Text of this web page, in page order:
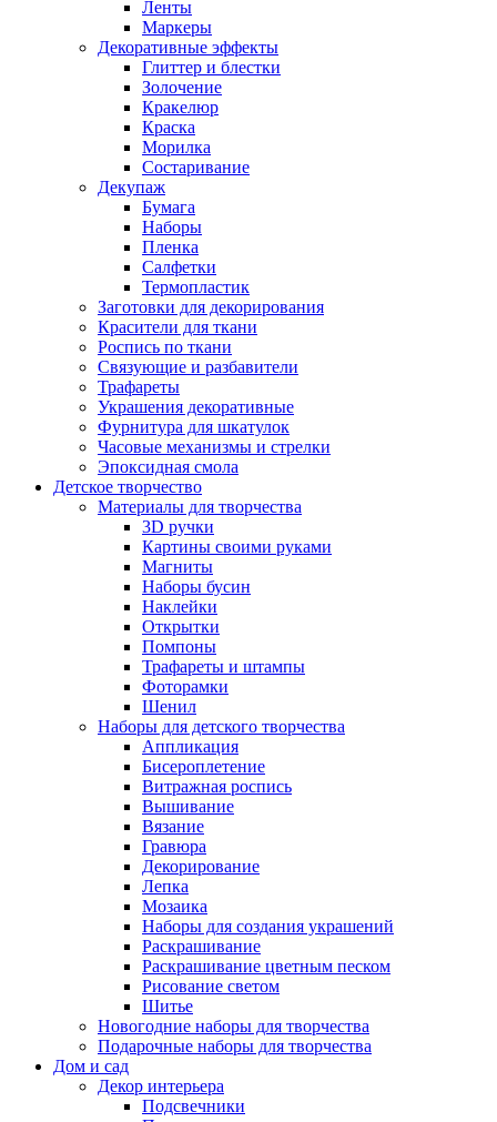
Ленты
Маркеры
Декоративные эффекты
Глиттер и блестки
Золочение
Кракелюр
Краска
Морилка
Состаривание
Декупаж
Бумага
Наборы
Пленка
Салфетки
Термопластик
Заготовки для декорирования
Красители для ткани
Роспись по ткани
Связующие и разбавители
Трафареты
Украшения декоративные
Фурнитура для шкатулок
Часовые механизмы и стрелки
Эпоксидная смола
Детское творчество
Материалы для творчества
3D ручки
Картины своими руками
Магниты
Наборы бусин
Наклейки
Открытки
Помпоны
Трафареты и штампы
Фоторамки
Шенил
Наборы для детского творчества
Аппликация
Бисероплетение
Витражная роспись
Вышивание
Вязание
Гравюра
Декорирование
Лепка
Мозаика
Наборы для создания украшений
Раскрашивание
Раскрашивание цветным песком
Рисование светом
Шитье
Новогодние наборы для творчества
Подарочные наборы для творчества
Дом и сад
Декор интерьера
Подсвечники